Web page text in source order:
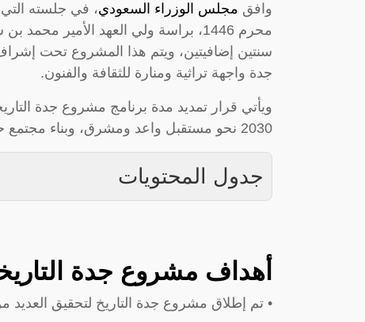
وافق مجلس الوزراء السعودي
محرم 1446، براسة ولي العهد الأمير
سنتين إضافيتين، ويتم هذا المشروع تحت
جدة واجهة تراثية ومنارة للثقافة والفنون.
ويأتي قرار تمديد مدة برنامج مشروع جدة
2030 نحو مستقبل واعد ومشرق، وبناء مجتمع حيوي واقتصاد مزدهر
جدول المحتويات
أهداف مشروع جدة
• تم إطلاق مشروع جدة التاريخ لتحقيق العديد